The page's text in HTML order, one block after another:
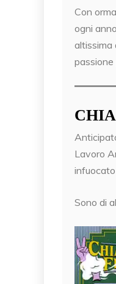
Con
ogni
altissima
passione
Lavoro
Sono di